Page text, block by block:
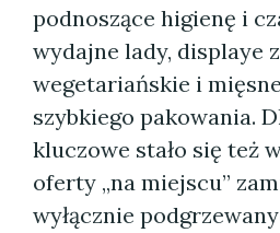
podnoszące higienę i
wydajne lady, displaye
wegetariańskie i
szybkiego pakowania.
kluczowe stało się też
oferty „na miejscu”
wyłącznie